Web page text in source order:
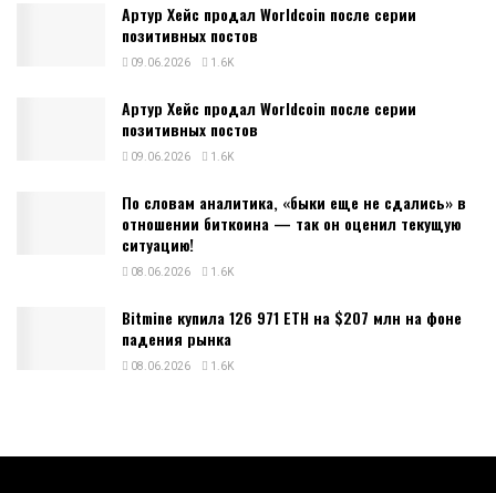
Артур Хейс продал Worldcoin после серии
позитивных постов
09.06.2026 1.6K
Артур Хейс продал Worldcoin после серии
позитивных постов
09.06.2026 1.6K
По словам аналитика, «быки еще не сдались» в
отношении биткоина — так он оценил текущую
ситуацию!
08.06.2026 1.6K
Bitmine купила 126 971 ETH на $207 млн на фоне
падения рынка
08.06.2026 1.6K